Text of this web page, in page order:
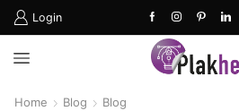
Login
Home Blog Blog